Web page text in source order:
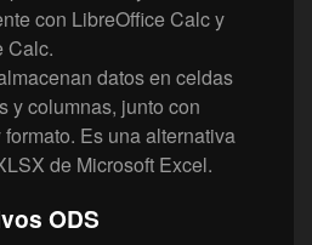
con LibreOffice Calc y
Calc.
datos en celdas
y columnas, junto con
Es una alternativa
de Microsoft Excel.
ODS